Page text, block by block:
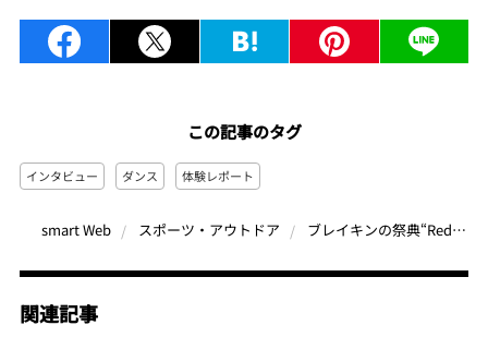
この記事のタグ
インタビュー ダンス 体験レポート
smart Web スポーツ・アウトドア ブレイキンの祭典“Red Bull BC One”史上初の快挙！日本勢4名がワールドファイナルに出場…パリ五輪出場HIRO10がこの大会を愛する理由
関連記事